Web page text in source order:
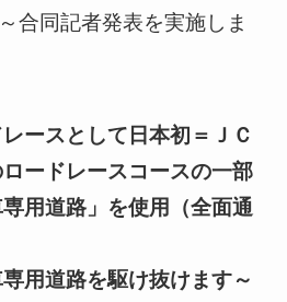
合同記者発表を実施しま
ースとして日本初＝ＪＣ
ードレースコースの一部
用道路」を使用（全面通
用道路を駆け抜けます～